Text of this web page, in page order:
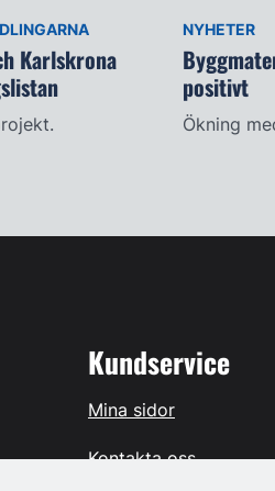
Karlskrona
NYHETER
positivt
Ökning
Kundservice
Mina sidor
Kontakta oss